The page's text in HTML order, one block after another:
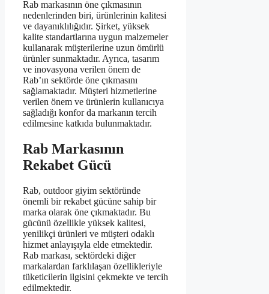
Rab markasının öne çıkmasının
nedenlerinden biri, ürünlerinin kalitesi
ve dayanıklılığıdır. Şirket, yüksek
kalite standartlarına uygun malzemeler
kullanarak müşterilerine uzun ömürlü
ürünler sunmaktadır. Ayrıca, tasarım
ve inovasyona verilen önem de
Rab’ın sektörde öne çıkmasını
sağlamaktadır. Müşteri hizmetlerine
verilen önem ve ürünlerin kullanıcıya
sağladığı konfor da markanın tercih
edilmesine katkıda bulunmaktadır.
Rab Markasının
Rekabet Gücü
Rab, outdoor giyim sektöründe
önemli bir rekabet gücüne sahip bir
marka olarak öne çıkmaktadır. Bu
gücünü özellikle yüksek kalitesi,
yenilikçi ürünleri ve müşteri odaklı
hizmet anlayışıyla elde etmektedir.
Rab markası, sektördeki diğer
markalardan farklılaşan özellikleriyle
tüketicilerin ilgisini çekmekte ve tercih
edilmektedir.